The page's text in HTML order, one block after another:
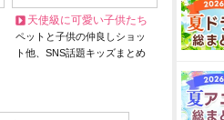
天使級に可愛い子供たち
ペットと子供の仲良しショッ
ト他、SNS話題キッズまとめ